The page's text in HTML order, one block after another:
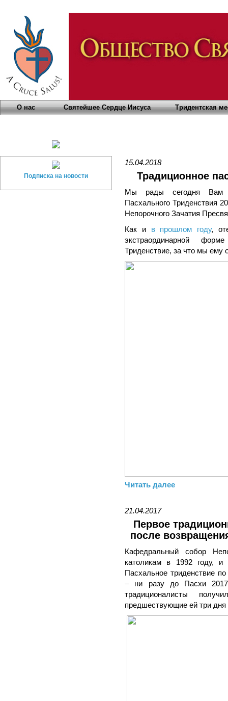
О нас Святейшее Сердце Иисуса Тридентская
Подписка на новости
15.04.2018
Традиционное
Мы рады сегодня Вам
Пасхального Триденствия
Непорочного Зачатия
Как и в прошлом году,
экстраординарной
Триденствие, за что мы ему
Читать далее
21.04.2017
Первое
после
Кафедральный собор
католикам в 1992 году,
Пасхальное триденствие
– ни разу до Пасхи 2017
традиционалисты
предшествующие ей три дня